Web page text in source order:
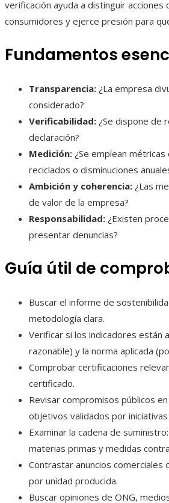
verificación ayuda a distinguir
consumidores y ejerce presión para
Fundamentos
Transparencia: ¿La empresa
considerado?
Verificabilidad: ¿Se dispone de
declaración?
Medición: ¿Se emplean
reciclados o disminuciones
Ambición y coherencia: ¿Las
de valor de la empresa?
Responsabilidad: ¿Existen
presentar denuncias?
Guía útil de
Buscar el informe de
metodología clara.
Verificar si los indicadores
razonable) y la norma aplicada
Comprobar certificaciones
certificado.
Revisar compromisos públicos
objetivos validados por
Examinar la cadena de
materias primas y medidas
Contrastar anuncios comerciales
por unidad producida.
Buscar opiniones de ONG,